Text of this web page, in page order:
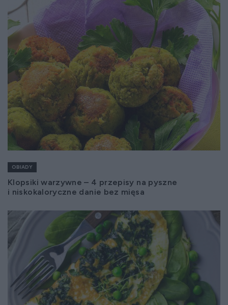
OBIADY
Klopsiki warzywne – 4 przepisy na pyszne
i niskokaloryczne danie bez mięsa